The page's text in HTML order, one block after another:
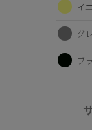
イ
グ
ブ